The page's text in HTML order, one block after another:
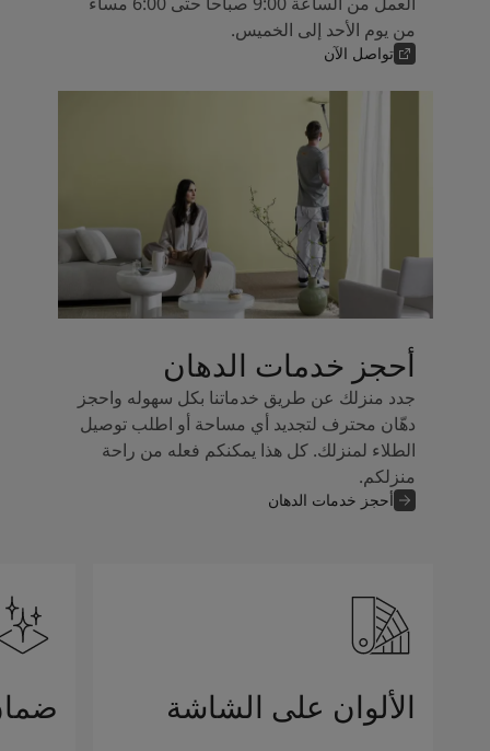
من يوم الأحد إلى الخميس.
تواصل الآن
أحجز خدمات الدهان
جدد منزلك عن طريق خدماتنا بكل سهوله واحجز
دهّان محترف لتجديد أي مساحة أو اطلب توصيل
الطلاء لمنزلك. كل هذا يمكنكم فعله من راحة
منزلكم.
أحجز خدمات الدهان
الألوان على الشاشة